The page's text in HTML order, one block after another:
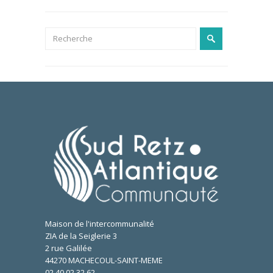
Maison de l'intercommunalité
ZIA de la Seiglerie 3
2 rue Galilée
44270 MACHECOUL-SAINT-MEME